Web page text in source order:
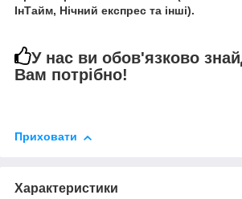
ІнТайм, Нічний експрес та інші).
У нас ви обов'язково
Вам потрібно!
Приховати
Характеристики